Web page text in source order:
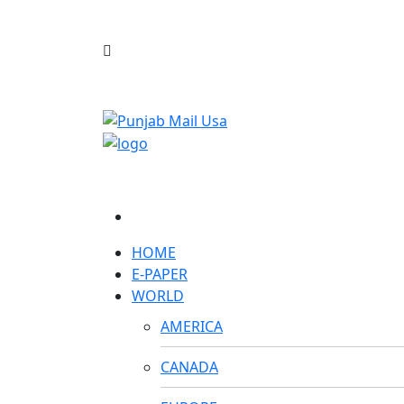
HOME
E-PAPER
WORLD
AMERICA
CANADA